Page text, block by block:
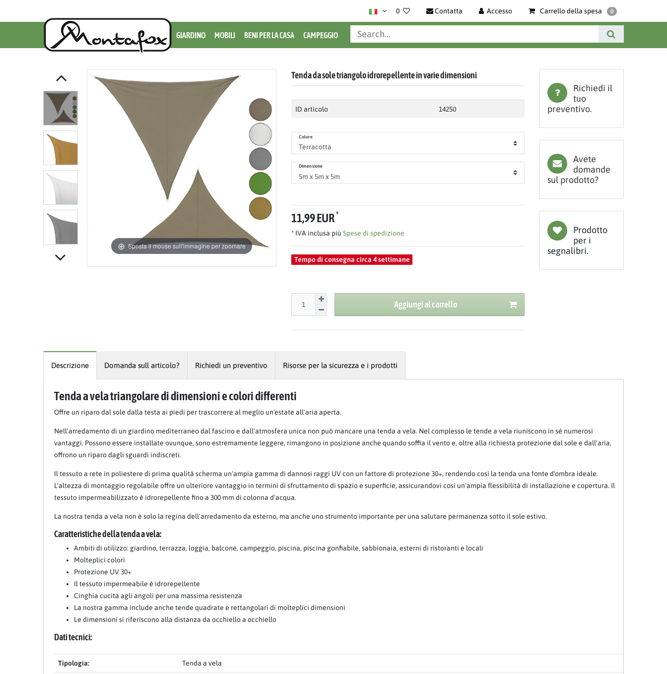
0 Contatta Accesso Carrello della spesa 0
GIARDINO MOBILI BENI PER LA CASA CAMPEGGIO
Sposta il mouse sull'immagine per zoomare
Tenda da sole triangolo idrorepellente in varie dimensioni
ID articolo 14250
Colore
Dimensione
11,99 EUR*
* IVA inclusa più Spese di spedizione
Tempo di consegna circa 4 settimane
Aggiungi al carrello
Richiedi il
tuo
preventivo.
Avete
domande
sul prodotto?
Prodotto
per i
segnalibri.
Descrizione Domanda sull articolo? Richiedi un preventivo Risorse per la sicurezza e i prodotti
Tenda a vela triangolare di dimensioni e colori differenti
Offre un riparo dal sole dalla testa ai piedi per trascorrere al meglio un'estate all'aria aperta.
Nell'arredamento di un giardino mediterraneo dal fascino e dall'atmosfera unica non può mancare una tenda a vela. Nel complesso le tende a vela riuniscono in sé numerosi
vantaggi. Possono essere installate ovunque, sono estremamente leggere, rimangono in posizione anche quando soffia il vento e, oltre alla richiesta protezione dal sole e dall'aria,
offrono un riparo dagli sguardi indiscreti.
Il tessuto a rete in poliestere di prima qualità scherma un'ampia gamma di dannosi raggi UV con un fattore di protezione 30+, rendendo così la tenda una fonte d'ombra ideale.
L'altezza di montaggio regolabile offre un ulteriore vantaggio in termini di sfruttamento di spazio e superficie, assicurandovi così un'ampia flessibilità di installazione e copertura. Il
tessuto impermeabilizzato è idrorepellente fino a 300 mm di colonna d'acqua.
La nostra tenda a vela non è solo la regina dell'arredamento da esterno, ma anche uno strumento importante per una salutare permanenza sotto il sole estivo.
Caratteristiche della tenda a vela:
Ambiti di utilizzo: giardino, terrazza, loggia, balcone, campeggio, piscina, piscina gonfiabile, sabbionaia, esterni di ristoranti e locali
Molteplici colori
Protezione UV 30+
Il tessuto impermeabile è idrorepellente
Cinghia cucita agli angoli per una massima resistenza
La nostra gamma include anche tende quadrate e rettangolari di molteplici dimensioni
Le dimensioni si riferiscono alla distanza da occhiello a occhiello
Dati tecnici:
Tipologia: Tenda a vela